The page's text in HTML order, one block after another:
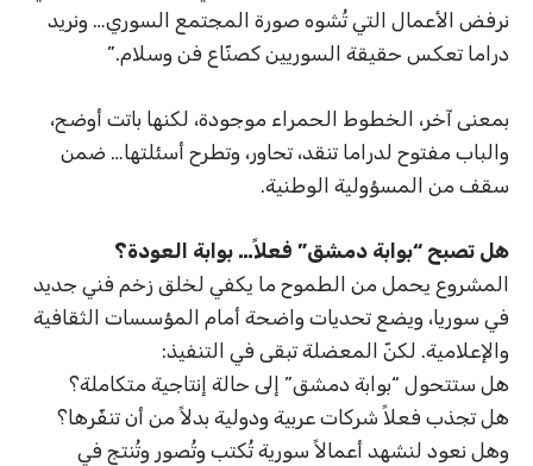
نرفض الأعمال التي تُشوه صورة المجتمع السوري… ونريد
دراما تعكس حقيقة السوريين كصنّاع فن وسلام.”
بمعنى آخر، الخطوط الحمراء موجودة، لكنها باتت أوضح،
والباب مفتوح لدراما تنقد، تحاور، وتطرح أسئلتها… ضمن
سقف من المسؤولية الوطنية.
هل تصبح “بوابة دمشق” فعلاً… بوابة العودة؟
المشروع يحمل من الطموح ما يكفي لخلق زخم فني جديد
في سوريا، ويضع تحديات واضحة أمام المؤسسات الثقافية
والإعلامية. لكنّ المعضلة تبقى في التنفيذ:
هل ستتحول “بوابة دمشق” إلى حالة إنتاجية متكاملة؟
هل تجذب فعلاً شركات عربية ودولية بدلاً من أن تنفّرها؟
وهل نعود لنشهد أعمالاً سورية تُكتب وتُصور وتُنتج في